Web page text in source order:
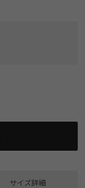
サイズ詳細